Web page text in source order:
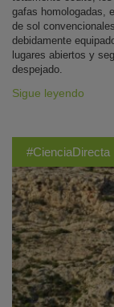
gafas homologadas,
de sol
debidamente
lugares abiertos y
despejado.
Sigue leyendo
#CienciaDirecta